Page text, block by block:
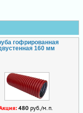
гофрированная
160 мм
480руб./м.п.